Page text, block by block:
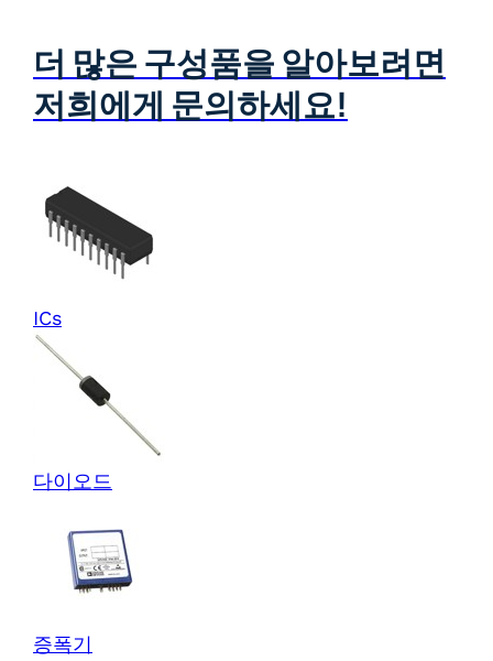
더 많은 구성품을 알아보려면
저희에게 문의하세요!
ICs
다이오드
증폭기